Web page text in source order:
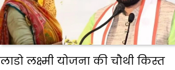
लाडो लक्ष्मी योजना की चौथी किस्त